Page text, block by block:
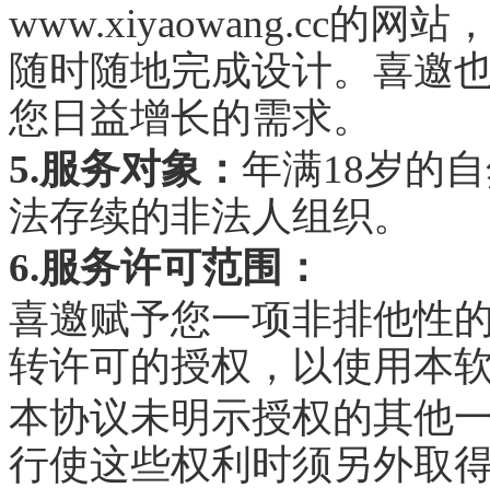
www.xiyaowang.cc的网站
随时随地完成设计。喜邀
您日益增长的需求。
5.服务对象： 年满18岁的
法存续的非法人组织。
6.服务许可范围：
喜邀赋予您一项非排他性
转许可的授权，以使用本
本协议未明示授权的其他
行使这些权利时须另外取